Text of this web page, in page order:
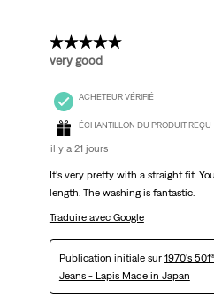
5 étoile(s) sur 5.
very good
ACHETEUR VÉRIFIÉ
ÉCHANTILLON DU PRODUIT REÇU
il y a 21 jours
It's very pretty with a straight fit.
length. The washing is fantastic.
Traduire avec Google
Publication initiale sur 1970's
Jeans - Lapis Made in Japan